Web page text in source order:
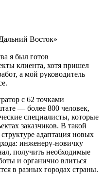
Восток»
я был готов
клиента, хотя пришел
а мой руководитель
с 62 точками
— более 800 человек,
специалисты, которые
заказчиков. В такой
адаптация новых
инженеру-новичку
получить необходимые
и органично влиться
в разных городах страны.